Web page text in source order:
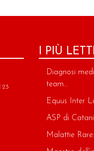
23
I PIÙ LETTI
Diagnosi
team...
Equus Inter
ASP di
Malattie